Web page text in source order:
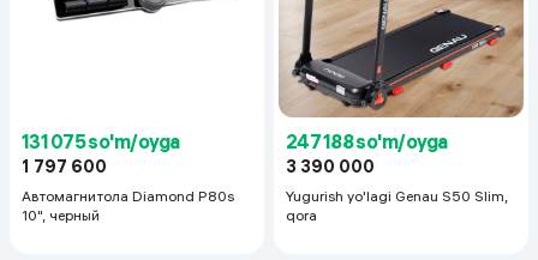
131 075 so'm/oyga
1 797 600
Автомагнитола Diamond P80s
10", черный
247 188 so'm/oyga
3 390 000
Yugurish yo'lagi Genau S50 Slim,
qora